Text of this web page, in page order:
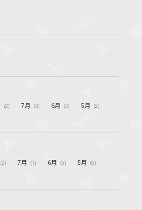
(2) 7月 (3) 6月 (3) 5月 (2)
(2) 7月 (1) 6月 (5) 5月 (6)